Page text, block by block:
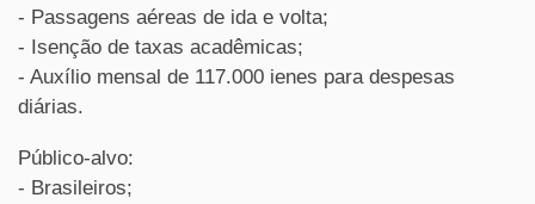
- Passagens aéreas de ida e volta;
- Isenção de taxas acadêmicas;
- Auxílio mensal de 117.000 ienes para despesas
diárias.
Público-alvo:
- Brasileiros;